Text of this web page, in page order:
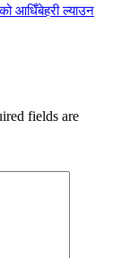
आधिँबेहरी ल्याउन
fields are